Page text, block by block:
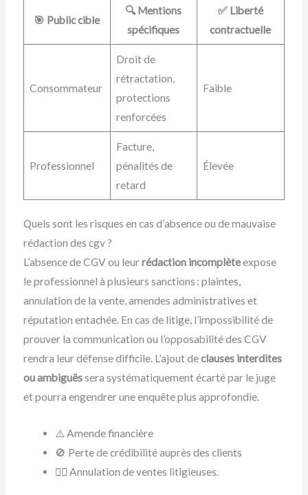
🎯 Public cible
🔍 Mentions
spécifiques
✅ Liberté
contractuelle
Consommateur
Droit de
rétractation,
protections
renforcées
Faible
Professionnel
Facture,
pénalités de
retard
Élevée
Quels sont les risques en cas d’absence ou de mauvaise
rédaction des cgv ?
L’absence de CGV ou leurrédaction incomplèteexpose
le professionnel à plusieurs sanctions : plaintes,
annulation de la vente, amendes administratives et
réputation entachée. En cas de litige, l’impossibilité de
prouver la communication ou l’opposabilité des CGV
rendra leur défense difficile. L’ajout declauses interdites
ou ambiguëssera systématiquement écarté par le juge
et pourra engendrer une enquête plus approfondie.
⚠️ Amende financière
🚫 Perte de crédibilité auprès des clients
👩‍⚖️ Annulation de ventes litigieuses.